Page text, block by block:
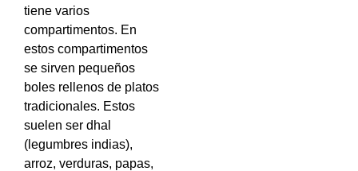
tiene varios
compartimentos. En
estos compartimentos
se sirven pequeños
boles rellenos de platos
tradicionales. Estos
suelen ser dhal
(legumbres indias),
arroz, verduras, papas,